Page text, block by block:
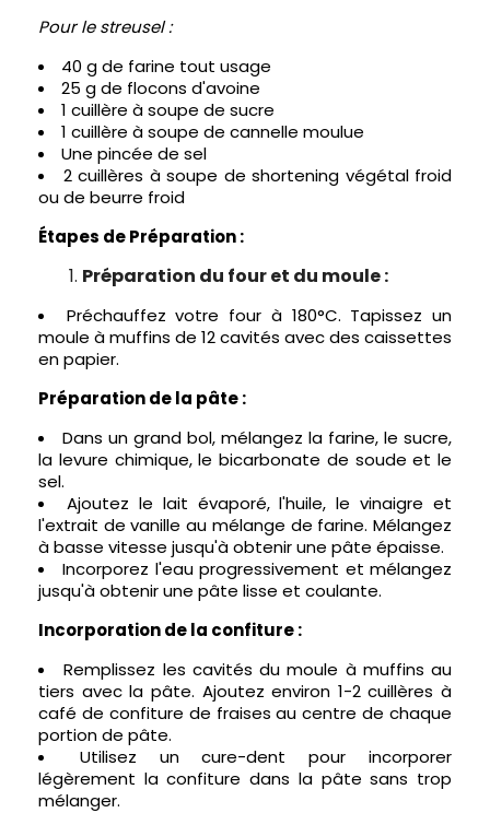
Pour le streusel :
40 g de farine tout usage
25 g de flocons d'avoine
1 cuillère à soupe de sucre
1 cuillère à soupe de cannelle moulue
Une pincée de sel
2 cuillères à soupe de shortening végétal froid
ou de beurre froid
Étapes de Préparation :
Préparation du four et du moule :
Préchauffez votre four à 180°C. Tapissez un
moule à muffins de 12 cavités avec des caissettes
en papier.
Préparation de la pâte :
Dans un grand bol, mélangez la farine, le sucre,
la levure chimique, le bicarbonate de soude et le
sel.
Ajoutez le lait évaporé, l'huile, le vinaigre et
l'extrait de vanille au mélange de farine. Mélangez
à basse vitesse jusqu'à obtenir une pâte épaisse.
Incorporez l'eau progressivement et mélangez
jusqu'à obtenir une pâte lisse et coulante.
Incorporation de la confiture :
Remplissez les cavités du moule à muffins au
tiers avec la pâte. Ajoutez environ 1-2 cuillères à
café de confiture de fraises au centre de chaque
portion de pâte.
Utilisez un cure-dent pour incorporer
légèrement la confiture dans la pâte sans trop
mélanger.